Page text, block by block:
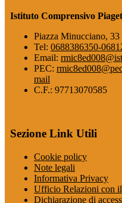
Istituto Comprensivo
Piazza Minucciano,
Tel: 0688386350-
Email:
PEC:
mail
C.F.: 97713070585
Sezione Link Utili
Cookie policy
Note legali
Informativa Privacy
Ufficio Relazioni con
Dichiarazione di